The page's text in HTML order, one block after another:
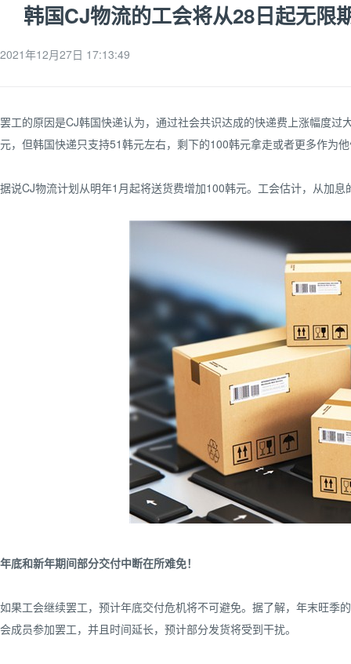
韩国CJ物流的工会将从28日起无限
2021年12月27日 17:13:49
罢工的原因是CJ韩国快递认为，通过社会共识达成的快递费上涨幅度
元，但韩国快递只支持51韩元左右，剩下的100韩元拿走或者更多作为
据说CJ物流计划从明年1月起将送货费增加100韩元。工会估计，从加
年底和新年期间部分交付中断在所难免！
如果工会继续罢工，预计年底交付危机将不可避免。据了解，年末旺季
会成员参加罢工，并且时间延长，预计部分发货将受到干扰。